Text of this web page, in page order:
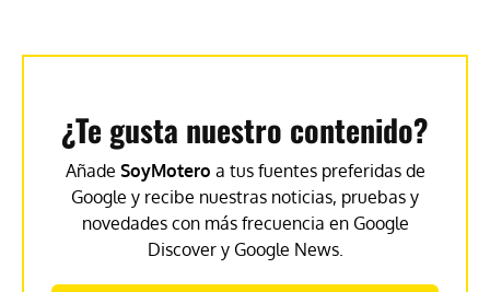
¿Te gusta nuestro contenido?
Añade SoyMotero a tus fuentes preferidas de
Google y recibe nuestras noticias, pruebas y
novedades con más frecuencia en Google
Discover y Google News.